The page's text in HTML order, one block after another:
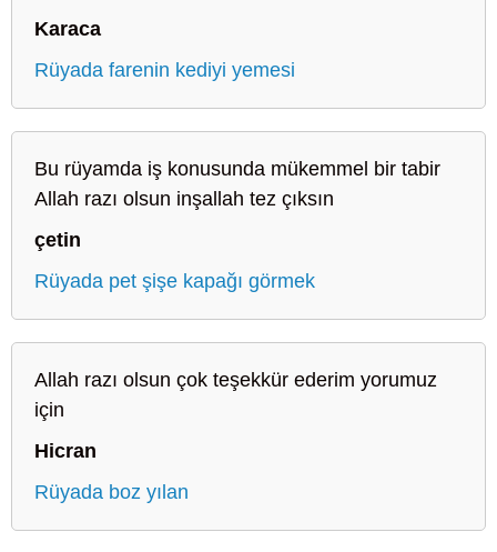
Karaca
Rüyada farenin kediyi yemesi
Bu rüyamda iş konusunda mükemmel bir tabir
Allah razı olsun inşallah tez çıksın
çetin
Rüyada pet şişe kapağı görmek
Allah razı olsun çok teşekkür ederim yorumuz
için
Hicran
Rüyada boz yılan